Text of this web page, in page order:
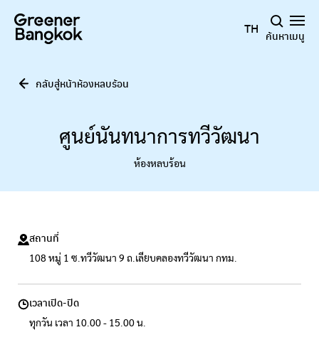
TH ค้นหาเมนู
กลับสู่หน้าห้องหลบร้อน
ศูนย์นันทนาการทวีวัฒนา
ห้องหลบร้อน
สถานที่
108 หมู่ 1 ซ.ทวีวัฒนา 9 ถ.เลียบคลองทวีวัฒนา กทม.
เวลาเปิด-ปิด
ทุกวัน เวลา 10.00 - 15.00 น.